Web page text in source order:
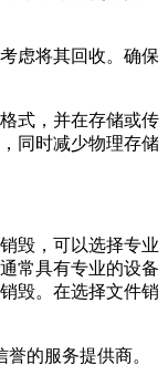
虑将其回收。确保
式，并在存储或传
同时减少物理存储
毁，可以选择专业
常具有专业的设备
毁。在选择文件销
的服务提供商。